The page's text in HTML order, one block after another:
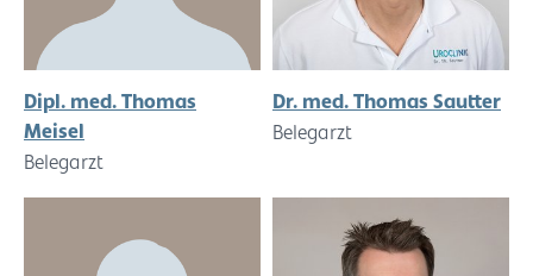
Dipl. med. Thomas
Meisel
Belegarzt
Dr. med. Thomas Sautter
Belegarzt